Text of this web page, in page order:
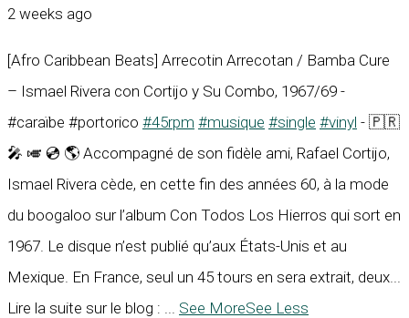
2 weeks ago
[Afro Caribbean Beats] Arrecotin Arrecotan / Bamba Cure
– Ismael Rivera con Cortijo y Su Combo, 1967/69 -
#caraïbe #portorico #45rpm #musique #single #vinyl - 🇵🇷
🎤 🎺 💿 🌎 Accompagné de son fidèle ami, Rafael Cortijo,
Ismael Rivera cède, en cette fin des années 60, à la mode
du boogaloo sur l’album Con Todos Los Hierros qui sort en
1967. Le disque n’est publié qu’aux États-Unis et au
Mexique. En France, seul un 45 tours en sera extrait, deux...
Lire la suite sur le blog :
See MoreSee Less